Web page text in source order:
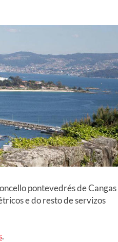
pontevedrés de Cangas
e do resto de servizos
.